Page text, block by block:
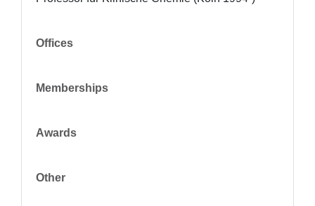
Offices
Memberships
Awards
Other